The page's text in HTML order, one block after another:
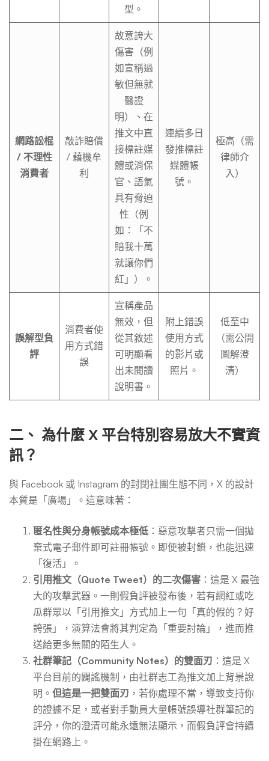
型。
網路訟棍
/ 不理性
消費者
敲詐賠償
/ 藉機牟
利
故意誇大
傷害（例
如宣稱過
敏但無就
醫證
明）、在
推文中直
接標註媒
體或消保
官、語氣
具有脅迫
性（例
如：「不
賠我十萬
就讓你們
紅」）。
連續多日
發推標註
媒體帳
號。
極高（需
律師介
入）
誤解型負
評
消費者使
用方式錯
誤
宣稱產品
無效，但
從其敘述
可明顯看
出未閱讀
說明書。
附上錯誤
使用方式
的影片或
照片。
低至中
（需公開
圖解澄
清）
二、 為什麼 X 平台特別容易放大不實資
訊？
與 Facebook 或 Instagram 的封閉社團生態不同，X 的設計
本質是「廣場」。這意味著：
匿名性與分身帳號成本極低 ：惡意攻擊者只需一個拋
棄式電子郵件即可註冊帳號。即便被封鎖，也能迅速
「復活」。
引用推文（Quote Tweet）的二次傷害 ：這是 X 最強
大的攻擊武器。一則假負評被發布後，若有網紅或吃
瓜群眾以「引用推文」方式加上一句「真的假的？好
誇張」，演算法會將其判定為「重要討論」，進而推
送給更多無關的陌生人。
社群筆記（Community Notes）的雙面刃 ：這是 X
平台目前的闢謠機制，由社群志工為推文加上背景說
明。 但這是一把雙面刃 ，若你處理不當，導致支持你
的證據不足，或者對手動員大量帳號誤導社群筆記的
評分，你的澄清可能永遠無法顯示，而假負評會持續
掛在網路上。